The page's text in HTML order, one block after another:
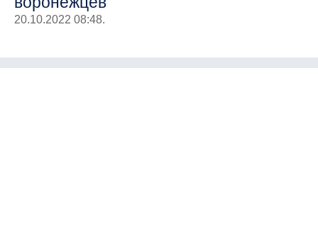
20.10.2022 08:48.